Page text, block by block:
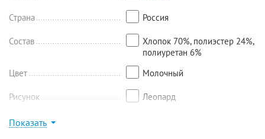
Размер 116: кофта - длина 41,5 см, ширина 42 см, рукав 27,5 см,
Размер 122: кофта - длина 44 см, ширина 42,5 см, рукав 30 см,
Страна Россия
Состав
Хлопок 70%, полиэстер 24%,
полиуретан 6%
Цвет
Молочный
Рисунок Леопард
Найти похожие
Показать